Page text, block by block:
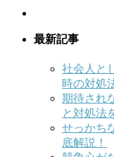
最新記事
社会人と
時の対処
期待され
と対処法
せっかち
底解説！